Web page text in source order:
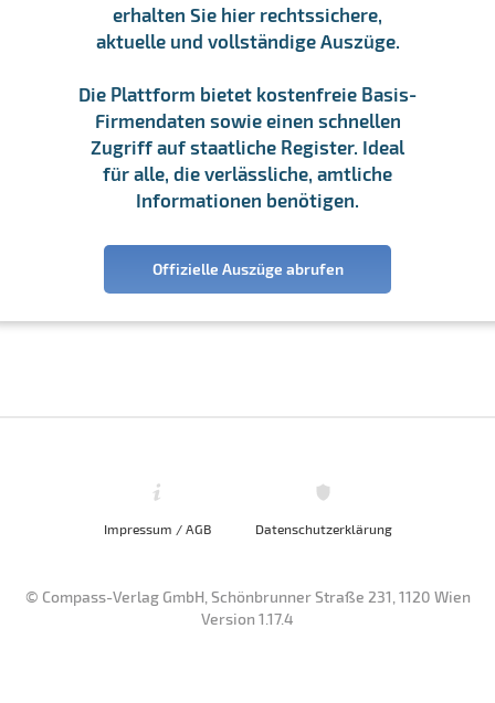
erhalten Sie hier rechtssichere,
aktuelle und vollständige Auszüge.
Die Plattform bietet kostenfreie Basis-
Firmendaten sowie einen schnellen
Zugriff auf staatliche Register. Ideal
für alle, die verlässliche, amtliche
Informationen benötigen.
Offizielle Auszüge abrufen
Impressum / AGB Datenschutzerklärung
© Compass-Verlag GmbH, Schönbrunner Straße 231, 1120 Wien
Version 1.17.4